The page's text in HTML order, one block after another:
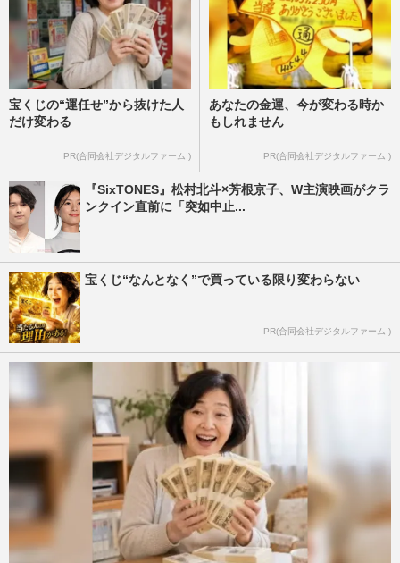
宝くじの“運任せ”から抜けた人
だけ変わる
PR(合同会社デジタルファーム )
あなたの金運、今が変わる時か
もしれません
PR(合同会社デジタルファーム )
『SixTONES』松村北斗×芳根京子、W主演映画がクラ
ンクイン直前に「突如中止...
宝くじ“なんとなく”で買っている限り変わらない
PR(合同会社デジタルファーム )